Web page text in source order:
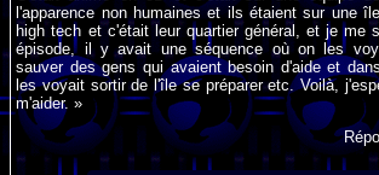
l'apparence non humaines et ils étaient sur une
high tech et c'était leur quartier général, et je me
épisode, il y avait une séquence où on les
sauver des gens qui avaient besoin d'aide et
les voyait sortir de l'île se préparer etc. Voilà,
m'aider. »